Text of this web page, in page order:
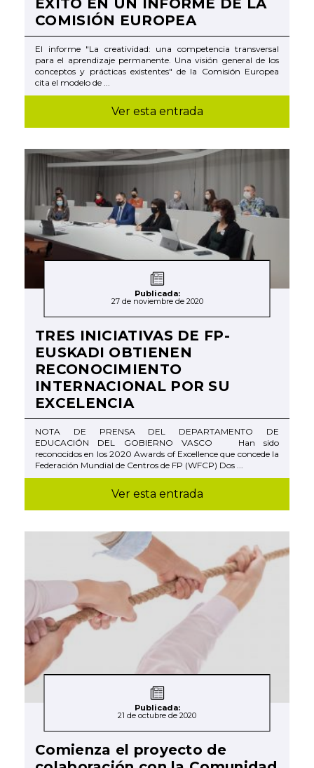
COMISIÓN EUROPEA
El informe "La creatividad: una competencia transversal
para el aprendizaje permanente. Una visión general de los
conceptos y prácticas existentes" de la Comisión Europea
cita el modelo de ...
Ver esta entrada
Publicada:
27 de noviembre de 2020
TRES INICIATIVAS DE FP-
EUSKADI OBTIENEN
RECONOCIMIENTO
INTERNACIONAL POR SU
EXCELENCIA
NOTA DE PRENSA DEL DEPARTAMENTO DE
EDUCACIÓN DEL GOBIERNO VASCO Han sido
reconocidos en los 2020 Awards of Excellence que concede la
Federación Mundial de Centros de FP (WFCP) Dos ...
Ver esta entrada
Publicada:
21 de octubre de 2020
Comienza el proyecto de